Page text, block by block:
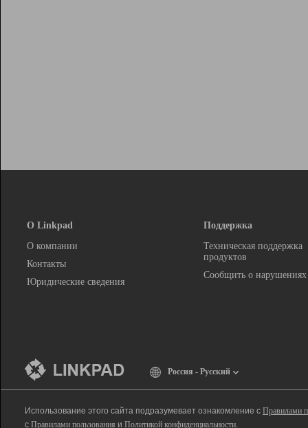
О Linkpad
О компании
Контакты
Юридические сведения
Поддержка
Техническая поддержка
продуктов
Сообщить о нарушениях
Россия - Русский
Использование этого сайта подразумевает ознакомление с Правилами
с Правилами пользования и Политикой конфиденциальности.